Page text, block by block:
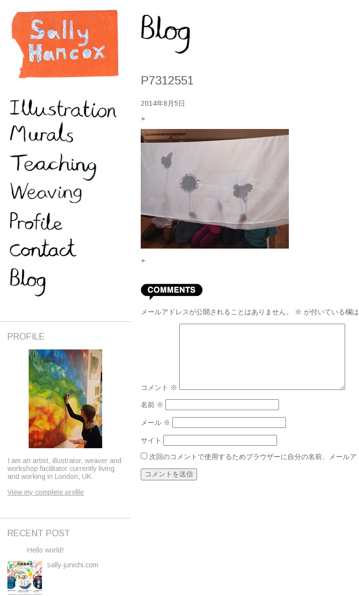
P7312551
2014年8月5日
►
►
メールアドレスが公開されることはありません。 ※ が付いている欄
コメント ※
名前 ※
メール ※
サイト
次回のコメントで使用するためブラウザーに自分の名前、メールア
PROFILE
I am an artist, illustrator, weaver and
workshop facilitator currently living
and working in London, UK.
View my complete profile
RECENT POST
Hello world!
sally-junichi.com